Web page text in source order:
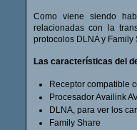
Como viene siendo
relacionadas con la
protocolos DLNA y
Las características del
Receptor compatible
Procesador Availink
DLNA, para ver los
Family Share